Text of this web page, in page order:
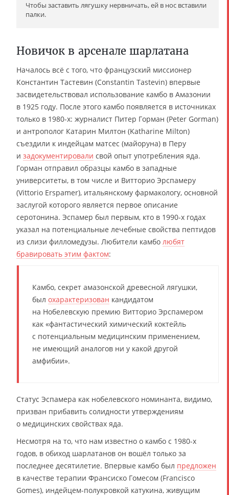
Чтобы заставить лягушку нервничать, ей в нос вставили
палки.
Новичок в арсенале шарлатана
Началось всё с того, что французский миссионер
Константин Тастевин (Constantin Tastevin) впервые
засвидетельствовал использование камбо в Амазонии
в 1925 году. После этого камбо появляется в источниках
только в 1980-х: журналист Питер Горман (Peter Gorman)
и антрополог Катарин Милтон (Katharine Milton)
съездили к индейцам матсес (майоруна) в Перу
и задокументировали свой опыт употребления яда.
Горман отправил образцы камбо в западные
университеты, в том числе и Витторио Эрспамеру
(Vittorio Erspamer), итальянскому фармакологу, основной
заслугой которого является первое описание
серотонина. Эспамер был первым, кто в 1990-х годах
указал на потенциальные лечебные свойства пептидов
из слизи филломедузы. Любители камбо любят
бравировать этим фактом:
Камбо, секрет амазонской древесной лягушки,
был охарактеризован кандидатом
на Нобелевскую премию Витторио Эрспамером
как «фантастический химический коктейль
с потенциальным медицинским применением,
не имеющий аналогов ни у какой другой
амфибии».
Статус Эспамера как нобелевского номинанта, видимо,
призван прибавить солидности утверждениям
о медицинских свойствах яда.
Несмотря на то, что нам известно о камбо с 1980-х
годов, в обиход шарлатанов он вошёл только за
последнее десятилетие. Впервые камбо был предложен
в качестве терапии Франсиско Гомесом (Francisco
Gomes), индейцем-полукровкой катукина, живущим